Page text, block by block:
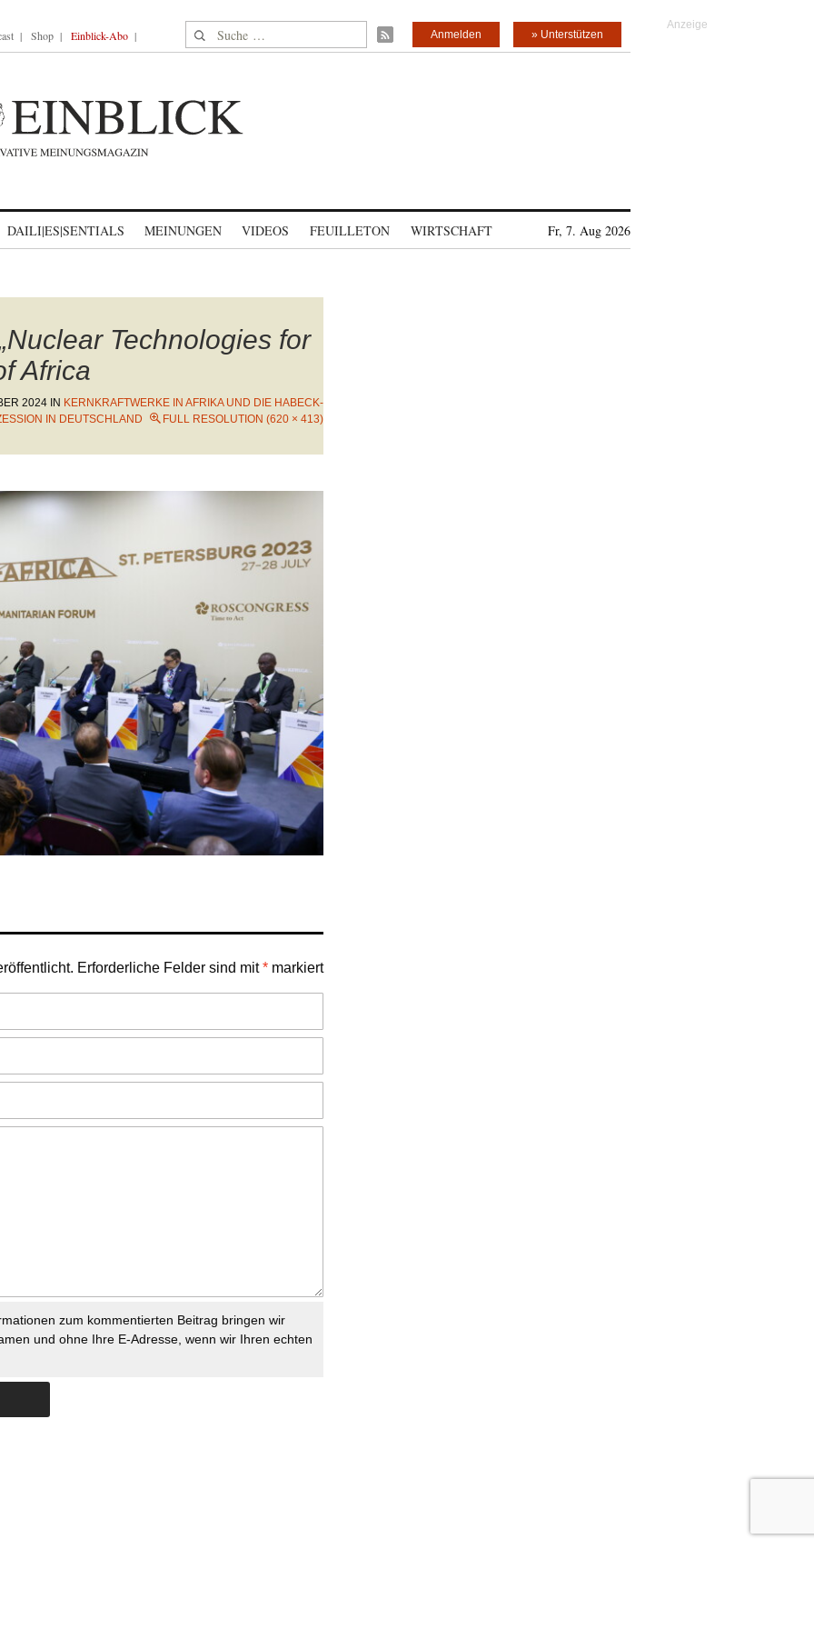
Shop Einblick-Abo Suche nach: » Unterstützen
Anmelden
DAILI|ES|SENTIALS MEINUNGEN VIDEOS FEUILLETON WIRTSCHAFT Fr, 7. Aug 2026
Technologies for
Africa
2024 IN KERNKRAFTWERKE IN AFRIKA UND DIE HABECK-
IN DEUTSCHLAND
FULL RESOLUTION (620 × 413)
Erforderliche Felder sind mit* markiert
zum kommentierten Beitrag bringen wir
und ohne Ihre E-Adresse, wenn wir Ihren echten